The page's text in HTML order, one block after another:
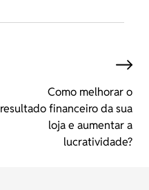
Como melhorar o
resultado financeiro da sua
loja e aumentar a
lucratividade?